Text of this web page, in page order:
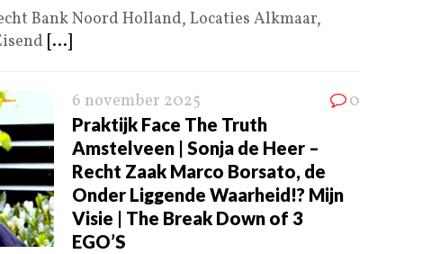
Bank Noord Holland, Locaties Alkmaar,
[...]
6 november 2025 0
Praktijk Face The Truth
Amstelveen | Sonja de Heer –
Recht Zaak Marco Borsato, de
Onder Liggende Waarheid!? Mijn
Visie | The Break Down of 3
EGO’S